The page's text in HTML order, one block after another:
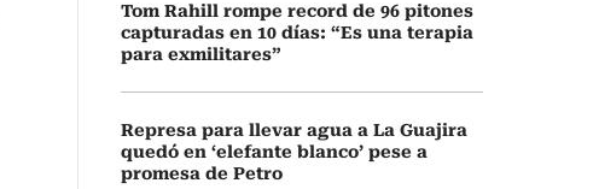
Tom Rahill rompe record de 96 pitones
capturadas en 10 días: “Es una terapia
para exmilitares”
Represa para llevar agua a La Guajira
quedó en ‘elefante blanco’ pese a
promesa de Petro